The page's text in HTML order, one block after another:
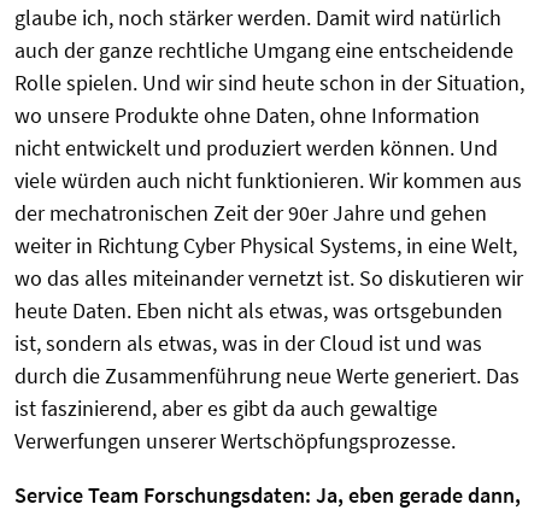
glaube ich, noch stärker werden. Damit wird natürlich
auch der ganze rechtliche Umgang eine entscheidende
Rolle spielen. Und wir sind heute schon in der Situation,
wo unsere Produkte ohne Daten, ohne Information
nicht entwickelt und produziert werden können. Und
viele würden auch nicht funktionieren. Wir kommen aus
der mechatronischen Zeit der 90er Jahre und gehen
weiter in Richtung Cyber Physical Systems, in eine Welt,
wo das alles miteinander vernetzt ist. So diskutieren wir
heute Daten. Eben nicht als etwas, was ortsgebunden
ist, sondern als etwas, was in der Cloud ist und was
durch die Zusammenführung neue Werte generiert. Das
ist faszinierend, aber es gibt da auch gewaltige
Verwerfungen unserer Wertschöpfungsprozesse.
Service Team Forschungsdaten: Ja, eben gerade dann,